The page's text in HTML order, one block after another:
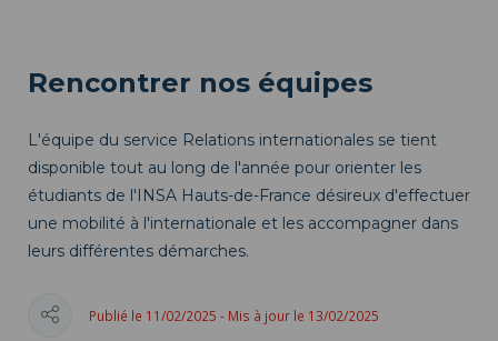
Rencontrer nos équipes
L'équipe du service Relations internationales se tient
disponible tout au long de l'année pour orienter les
étudiants de l'INSA Hauts-de-France désireux d'effectuer
une mobilité à l'internationale et les accompagner dans
leurs différentes démarches.
Publié le 11/02/2025 - Mis à jour le 13/02/2025